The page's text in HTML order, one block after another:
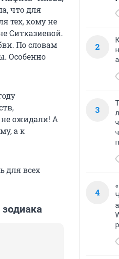
что для
тех, кому не
Ситказиевой.
По словам
Особенно
ожидали! А
а к
для всех
2
3
4